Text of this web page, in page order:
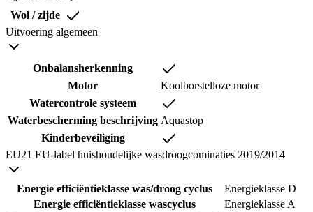
Wol / zijde
Uitvoering algemeen
Onbalansherkenning
Motor
Koolborstelloze motor
Watercontrole systeem
Waterbescherming beschrijving Aquastop
Kinderbeveiliging
EU21 EU-label huishoudelijke wasdroogcominaties 2019/2014
Energie efficiëntieklasse was/droog cyclus
Energieklasse D
Energie efficiëntieklasse wascyclus
Energieklasse A